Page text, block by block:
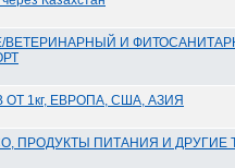
И
1кг, ЕВРОПА, США, АЗИЯ
ПРОДУКТЫ ПИТАНИЯ И ДРУГИЕ